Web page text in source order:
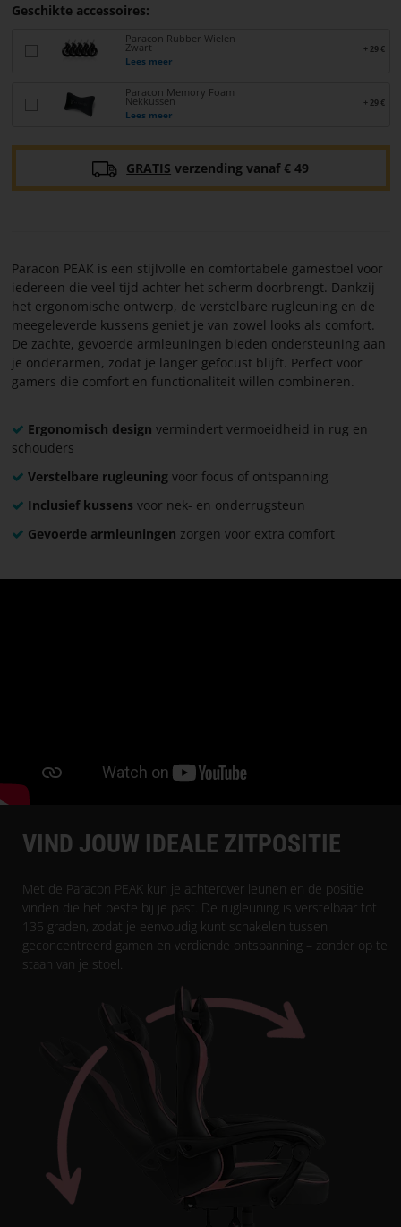
Geschikte accessoires:
Paracon Rubber Wielen -
Zwart
Lees meer
+ 29 €
Paracon Memory Foam
Nekkussen
Lees meer
+ 29 €
GRATIS verzending vanaf € 49
Paracon PEAK is een stijlvolle en comfortabele gamestoel voor
iedereen die veel tijd achter het scherm doorbrengt. Dankzij
het ergonomische ontwerp, de verstelbare rugleuning en de
meegeleverde kussens geniet je van zowel looks als comfort.
De zachte, gevoerde armleuningen bieden ondersteuning aan
je onderarmen, zodat je langer gefocust blijft. Perfect voor
gamers die comfort en functionaliteit willen combineren.
Ergonomisch design vermindert vermoeidheid in rug en
schouders
Verstelbare rugleuningvoor focus of ontspanning
Inclusief kussens voor nek- en onderrugsteun
Gevoerde armleuningen zorgen voor extra comfort
VIND JOUW IDEALE ZITPOSITIE
Met de Paracon PEAK kun je achterover leunen en de positie
vinden die het beste bij je past. De rugleuning is verstelbaar tot
135 graden, zodat je eenvoudig kunt schakelen tussen
geconcentreerd gamen en verdiende ontspanning – zonder op te
staan van je stoel.